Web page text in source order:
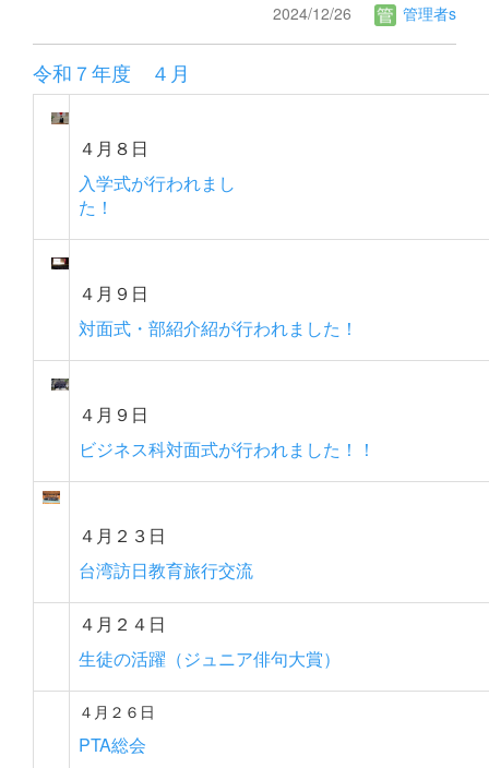
2024/12/26 管理者s
令和７年度 ４月
４月８日
入学式が行われまし
た！
４月９日
対面式・部紹介紹が行われました！
４月９日
ビジネス科対面式が行われました！！
４月２３日
台湾訪日教育旅行交流
４月２４日
生徒の活躍（ジュニア俳句大賞）
４月２６日
PTA総会